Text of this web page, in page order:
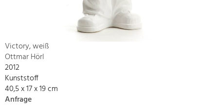
Victory, weiß
Ottmar Hörl
2012
Kunststoff
40,5 x 17 x 19 cm
Anfrage